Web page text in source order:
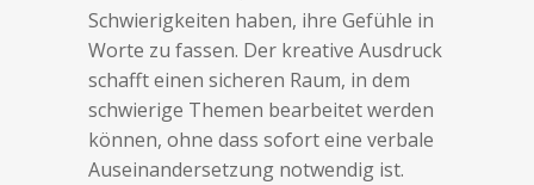
Schwierigkeiten haben, ihre Gefühle in
Worte zu fassen. Der kreative Ausdruck
schafft einen sicheren Raum, in dem
schwierige Themen bearbeitet werden
können, ohne dass sofort eine verbale
Auseinandersetzung notwendig ist.